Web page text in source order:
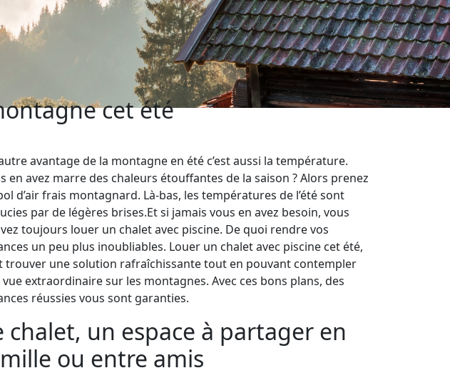
cet été
avantage de la montagne en été c’est aussi la température.
en avez marre des chaleurs étouffantes de la saison ? Alors prenez
d’air frais montagnard. Là-bas, les températures de l’été sont
par de légères brises.Et si jamais vous en avez besoin, vous
toujours louer un chalet avec piscine. De quoi rendre vos
un peu plus inoubliables. Louer un chalet avec piscine cet été,
trouver une solution rafraîchissante tout en pouvant contempler
vue extraordinaire sur les montagnes. Avec ces bons plans, des
réussies vous sont garanties.
chalet, un espace à partager en
ou entre amis